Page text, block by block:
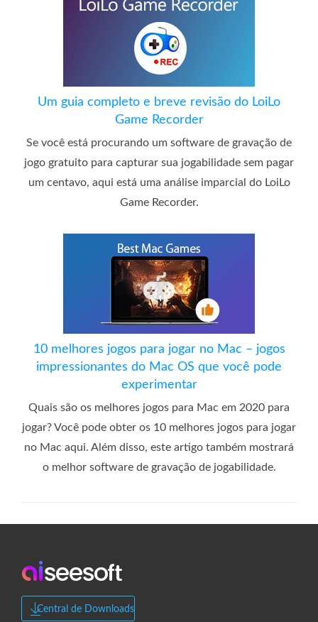
Um guia completo e breve revisão do LoiLo
Game Recorder
Se você está procurando um software de gravação de
jogo gratuito para capturar sua jogabilidade sem pagar
um centavo, aqui está uma análise imparcial do LoiLo
Game Recorder.
10 melhores jogos para jogar no Mac – jogos
impressionantes do Mac OS que você pode
experimentar
Quais são os melhores jogos para Mac em 2020 para
jogar? Você pode obter os 10 melhores jogos para jogar
no Mac aqui. Além disso, este artigo também mostrará
o melhor software de gravação de jogabilidade.
Central de Downloads